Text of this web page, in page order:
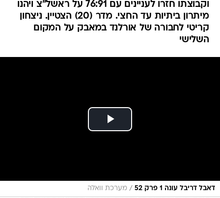
וקבוצתו חזרו לעניינים עם 76:91 על ראשל"צ ויהנו
מיתרון ביתיות עד החצי. מדר (20) הצטיין. ניצחון
קריטי לחבורה של אורלנד במאבק על המקום
השלישי
דאבל דריבל עונה 1 פרק 52 / מערכת וואלה